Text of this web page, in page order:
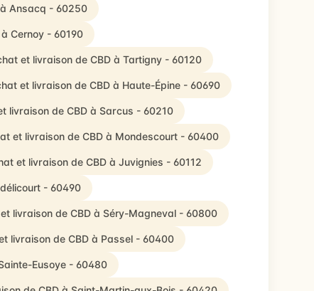
Ansacq - 60250
Cernoy - 60190
et livraison de CBD à Tartigny - 60120
et livraison de CBD à Haute-Épine - 60690
livraison de CBD à Sarcus - 60210
et livraison de CBD à Mondescourt - 60400
et livraison de CBD à Juvignies - 60112
- 60490
livraison de CBD à Séry-Magneval - 60800
livraison de CBD à Passel - 60400
Eusoye - 60480